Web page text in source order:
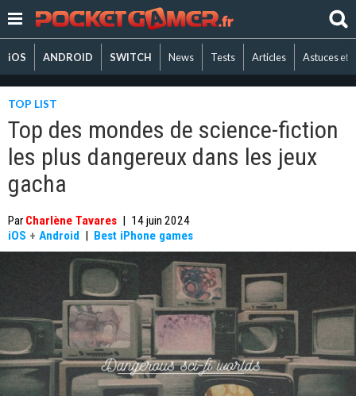
iOS ANDROID SWITCH News Tests Articles Astuces et
TOP LIST
Top des mondes de science-fiction
les plus dangereux dans les jeux
gacha
Par Charlène Tavares | 14 juin 2024
iOS + Android | Best iPhone games